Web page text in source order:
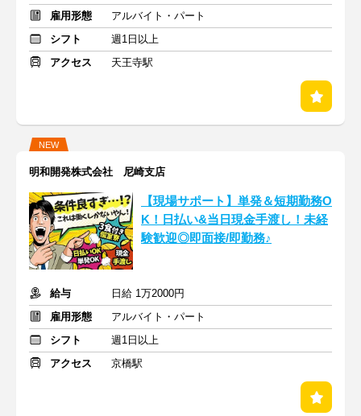
雇用形態
アルバイト・パート
シフト
週1日以上
アクセス
天王寺駅
NEW
明和開発株式会社 尼崎支店
【現場サポート】単発＆短期勤務O
K！日払い&当日現金手渡し！未経
験歓迎◎即面接/即勤務♪
給与
日給 1万2000円
雇用形態
アルバイト・パート
シフト
週1日以上
アクセス
京橋駅